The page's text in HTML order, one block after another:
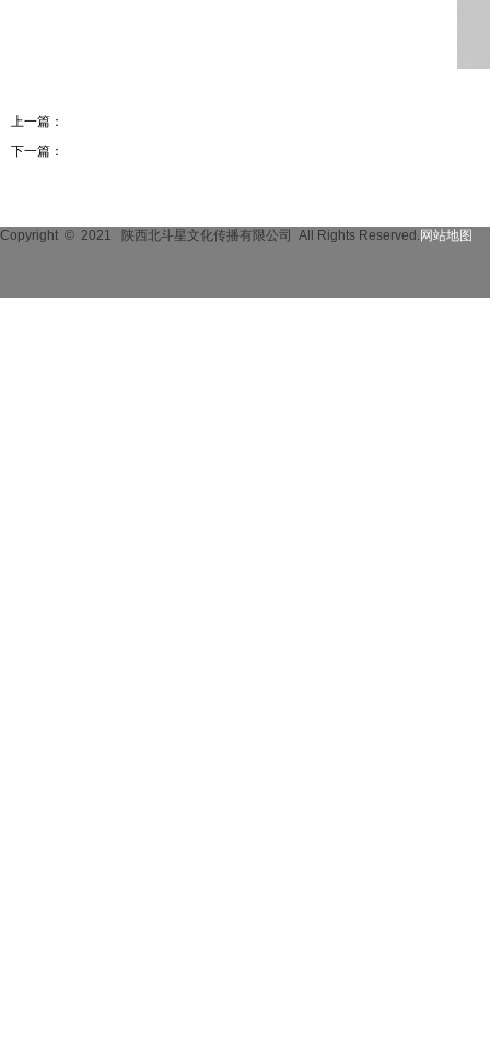
上一篇：
下一篇：
Copyright © 2021 陕西北斗星文化传播有限公司 All Rights Reserved. 网站地图